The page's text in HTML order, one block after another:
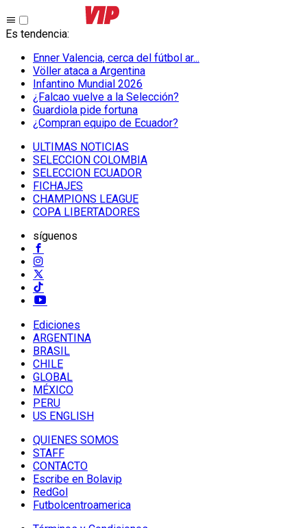
Es tendencia:
Enner Valencia, cerca del fútbol ar...
Völler ataca a Argentina
Infantino Mundial 2026
¿Falcao vuelve a la Selección?
Guardiola pide fortuna
¿Compran equipo de Ecuador?
ULTIMAS NOTICIAS
SELECCION COLOMBIA
SELECCION ECUADOR
FICHAJES
CHAMPIONS LEAGUE
COPA LIBERTADORES
síguenos
Ediciones
ARGENTINA
BRASIL
CHILE
GLOBAL
MÉXICO
PERU
US ENGLISH
QUIENES SOMOS
STAFF
CONTACTO
Escribe en Bolavip
RedGol
Futbolcentroamerica